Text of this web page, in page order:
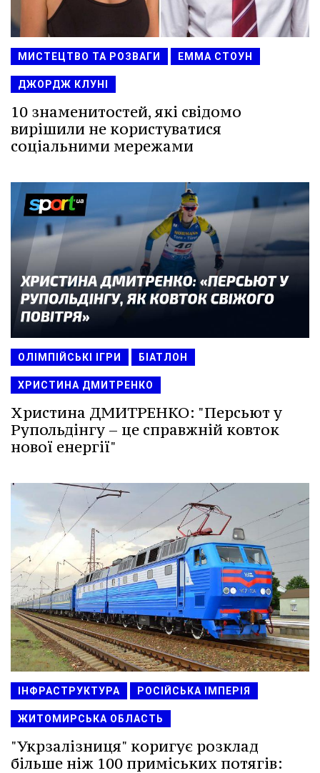
МИСТЕЦТВО ТА РОЗВАГИ ЕММА СТОУН
ДЖОРДЖ КЛУНІ
10 знаменитостей, які свідомо
вирішили не користуватися
соціальними мережами
ОЛІМПІЙСЬКІ ІГРИ БІАТЛОН
ХРИСТИНА ДМИТРЕНКО
Христина ДМИТРЕНКО: "Персьют у
Рупольдінгу – це справжній ковток
нової енергії"
ІНФРАСТРУКТУРА РОСІЙСЬКА ІМПЕРІЯ
ЖИТОМИРСЬКА ОБЛАСТЬ
"Укрзалізниця" коригує розклад
більше ніж 100 приміських потягів: